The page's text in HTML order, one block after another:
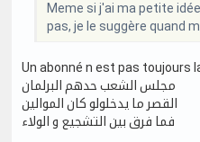
Meme si j'ai ma petite
pas, je le suggère quand
Un abonné n est pas toujours
مجلس الشعب حدهم البرلمان
القصر ما يدخلولو كان الموالين
فما فرق بين التشجيع و الولاء